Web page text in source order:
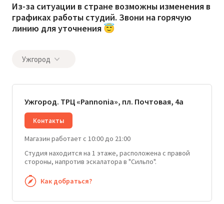
Из-за ситуации в стране возможны изменения в
графиках работы студий. Звони на горячую
линию для уточнения 😇
Ужгород
Ужгород. ТРЦ «Pannonia», пл. Почтовая, 4а
Контакты
Магазин работает с 10:00 до 21:00
Студия находится на 1 этаже, расположена с правой
стороны, напротив эскалатора в "Сильпо".
Как добраться?